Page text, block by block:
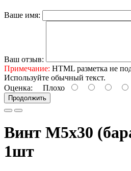
Ваше имя:
Ваш отзыв:
Примечание: HTML разметка не
Используйте обычный текст.
Оценка: Плохо
Продолжить
Винт М5х30
1шт